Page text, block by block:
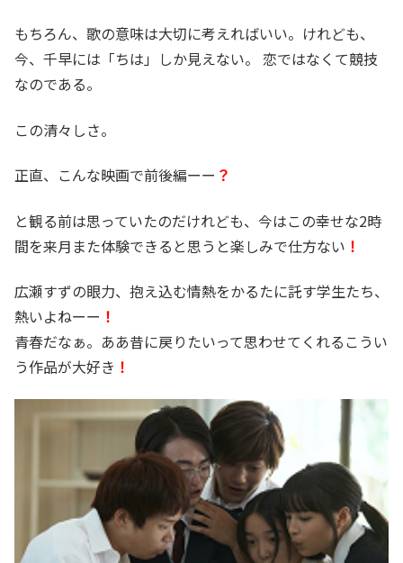
もちろん、歌の意味は大切に考えればいい。けれども、
今、千早には「ちは」しか見えない。 恋ではなくて競技
なのである。
この清々しさ。
正直、こんな映画で前後編ーー ？
と観る前は思っていたのだけれども、今はこの幸せな2時
間を来月また体験できると思うと楽しみで仕方ない ！
広瀬すずの眼力、抱え込む情熱をかるたに託す学生たち、
熱いよねーー ！
青春だなぁ。ああ昔に戻りたいって思わせてくれるこうい
う作品が大好き ！